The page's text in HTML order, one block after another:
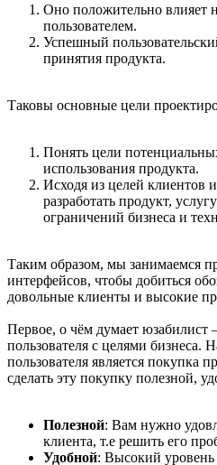
Оно положительно влияет
пользователем.
Успешный
принятия продукта.
Таковы основные цели
Понять цели
использования продукта.
Исходя из целей клиентов
разработать продукт,
ограничений бизнеса и
Таким образом, мы занимаемся
интерфейсов, чтобы добиться
довольные клиенты и высокие
Первое, о чём думает юзабилист
пользователя с целями бизнеса.
пользователя является покупка
сделать эту покупку полезной,
Полезной: Вам нужно
клиента, т.е решить его
Удобной: Высокий